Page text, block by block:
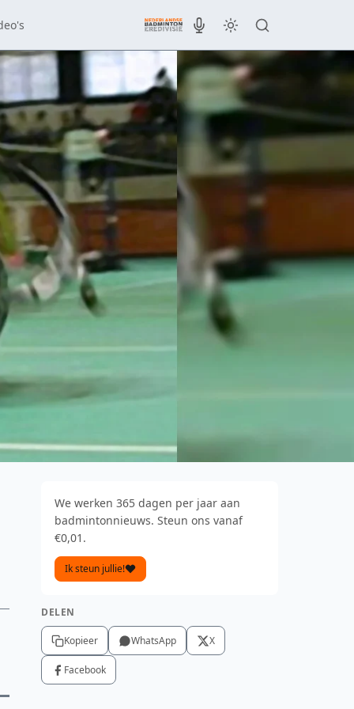
We werken 365 dagen per jaar aan
badmintonnieuws. Steun ons vanaf
€0,01.
Ik steun jullie!
DELEN
Kopieer WhatsApp X
Facebook